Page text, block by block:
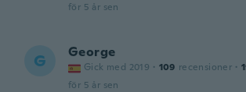
för 5 år sen
G George
Gick med 2019 · 109 recensioner ·
för 5 år sen